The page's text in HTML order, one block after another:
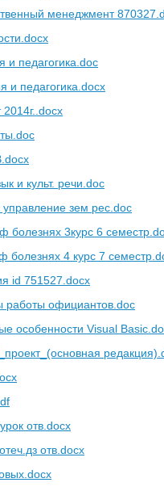
менеджмент
и педагогика.doc
и педагогика.docx
2014г..docx
и культ. речи.doc
зем рес.doc
болезнях 3курс 6
болезнях 4 курс 7
id 751527.docx
работы официантов.doc
особенности Visual
отв.docx
отв.docx